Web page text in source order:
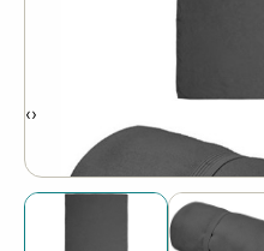
‹›